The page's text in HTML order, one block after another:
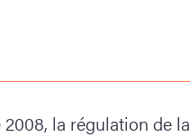
la régulation de la